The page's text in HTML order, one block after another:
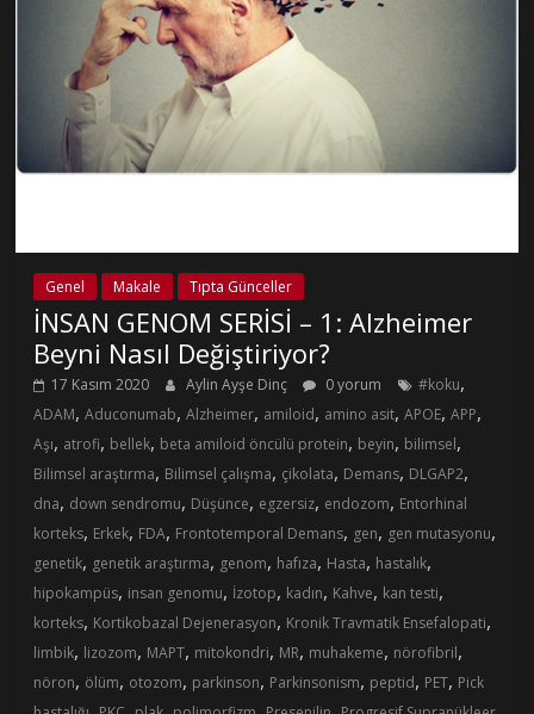
Genel Makale Tıpta Günceller
İNSAN GENOM SERİSİ – 1: Alzheimer
Beyni Nasıl Değiştiriyor?
17 Kasım 2020 Aylin Ayşe Dinç 0 yorum #koku,
ADAM,Aduconumab,Alzheimer, amiloid, amino asit,APOE,APP,
Aşı, atrofi, bellek, beta amiloid öncülü protein, beyin, bilimsel,
Bilimsel araştırma, Bilimsel çalışma, çikolata, Demans, DLGAP2,
dna, down sendromu, Düşünce, egzersiz, endozom, Entorhinal
korteks, Erkek, FDA, Frontotemporal Demans, gen, gen mutasyonu,
genetik, genetik araştırma, genom, hafıza, Hasta, hastalık,
hipokampüs, insan genomu, İzotop, kadın, Kahve, kan testi,
korteks, Kortikobazal Dejenerasyon, Kronik Travmatik Ensefalopati,
limbik, lizozom, MAPT, mitokondri, MR, muhakeme, nörofibril,
nöron, ölüm, otozom, parkinson, Parkinsonism, peptid, PET, Pick